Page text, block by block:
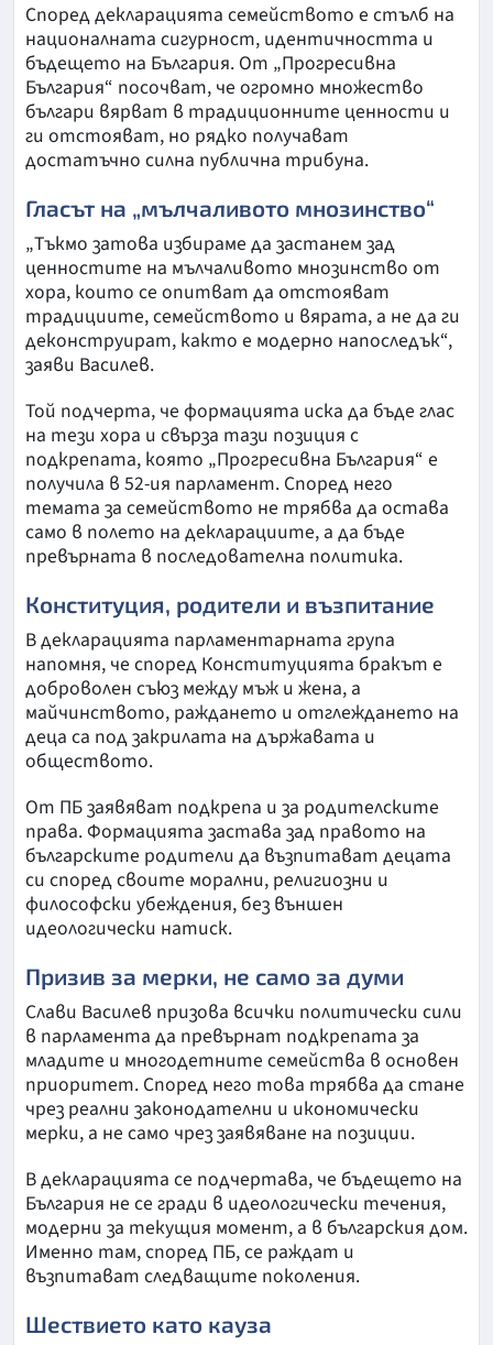
Според декларацията семейството е стълб на
националната сигурност, идентичността и
бъдещето на България. От „Прогресивна
България“ посочват, че огромно множество
българи вярват в традиционните ценности и
ги отстояват, но рядко получават
достатъчно силна публична трибуна.
Гласът на „мълчаливото мнозинство“
„Тъкмо затова избираме да застанем зад
ценностите на мълчаливото мнозинство от
хора, които се опитват да отстояват
традициите, семейството и вярата, а не да ги
деконструират, както е модерно напоследък“,
заяви Василев.
Той подчерта, че формацията иска да бъде глас
на тези хора и свърза тази позиция с
подкрепата, която „Прогресивна България“ е
получила в 52-ия парламент. Според него
темата за семейството не трябва да остава
само в полето на декларациите, а да бъде
превърната в последователна политика.
Конституция, родители и възпитание
В декларацията парламентарната група
напомня, че според Конституцията бракът е
доброволен съюз между мъж и жена, а
майчинството, раждането и отглеждането на
деца са под закрилата на държавата и
обществото.
От ПБ заявяват подкрепа и за родителските
права. Формацията застава зад правото на
българските родители да възпитават децата
си според своите морални, религиозни и
философски убеждения, без външен
идеологически натиск.
Призив за мерки, не само за думи
Слави Василев призова всички политически сили
в парламента да превърнат подкрепата за
младите и многодетните семейства в основен
приоритет. Според него това трябва да стане
чрез реални законодателни и икономически
мерки, а не само чрез заявяване на позиции.
В декларацията се подчертава, че бъдещето на
България не се гради в идеологически течения,
модерни за текущия момент, а в българския дом.
Именно там, според ПБ, се раждат и
възпитават следващите поколения.
Шествието като кауза